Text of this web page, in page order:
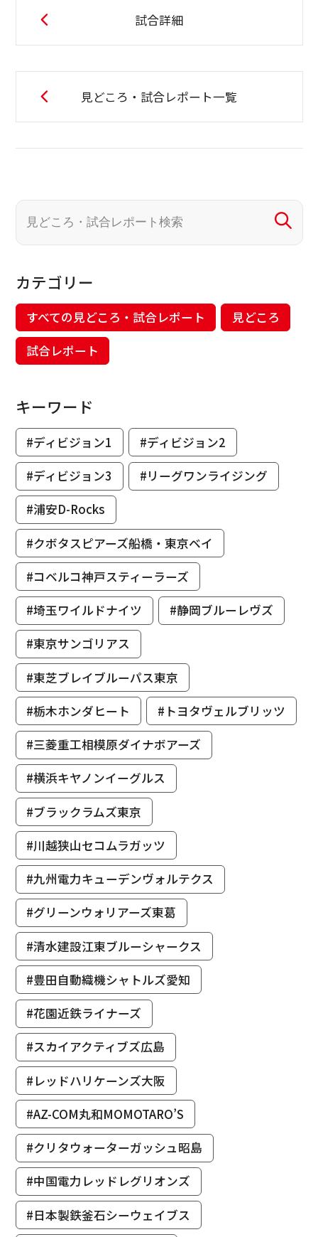
試合詳細
見どころ・試合レポート一覧
カテゴリー
すべての見どころ・試合レポート
見どころ
試合レポート
キーワード
#ディビジョン1
#ディビジョン2
#ディビジョン3
#リーグワンライジング
#浦安D-Rocks
#クボタスピアーズ船橋・東京ベイ
#コベルコ神戸スティーラーズ
#埼玉ワイルドナイツ
#静岡ブルーレヴズ
#東京サンゴリアス
#東芝ブレイブルーパス東京
#栃木ホンダヒート
#トヨタヴェルブリッツ
#三菱重工相模原ダイナボアーズ
#横浜キヤノンイーグルス
#ブラックラムズ東京
#川越狭山セコムラガッツ
#九州電力キューデンヴォルテクス
#グリーンウォリアーズ東葛
#清水建設江東ブルーシャークス
#豊田自動織機シャトルズ愛知
#花園近鉄ライナーズ
#スカイアクティブズ広島
#レッドハリケーンズ大阪
#AZ-COM丸和MOMOTARO’S
#クリタウォーターガッシュ昭島
#中国電力レッドレグリオンズ
#日本製鉄釜石シーウェイブス